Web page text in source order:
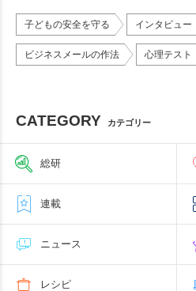
子どもの安全を守る インタビュー
ビジネスメールの作法 心理テスト
CATEGORY カテゴリー
総研
連載
ニュース
レシピ